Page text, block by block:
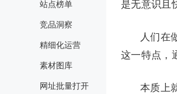
站点榜单
竞品洞察
精细化运营
素材图库
网址批量打开
是无意识且
人们在
这一特点，
本质上